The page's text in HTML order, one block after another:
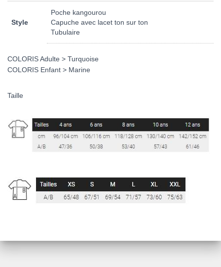
Style
Poche kangourou
Capuche avec lacet ton sur ton
Tubulaire
COLORIS Adulte > Turquoise
COLORIS Enfant > Marine
Taille